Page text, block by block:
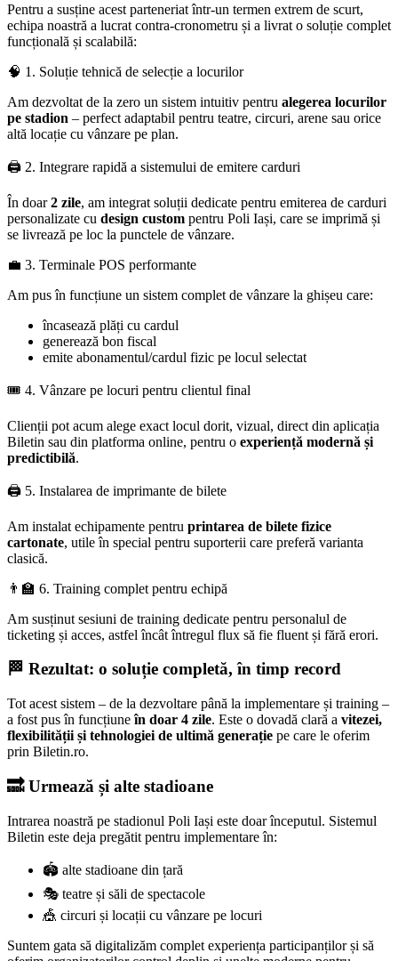
Pentru a susține acest parteneriat într-un termen extrem de scurt,
echipa noastră a lucrat contra-cronometru și a livrat o soluție complet
funcțională și scalabilă:
🧠 1. Soluție tehnică de selecție a locurilor
Am dezvoltat de la zero un sistem intuitiv pentru alegerea locurilor
pe stadion – perfect adaptabil pentru teatre, circuri, arene sau orice
altă locație cu vânzare pe plan.
🖨️ 2. Integrare rapidă a sistemului de emitere carduri
În doar2 zile, am integrat soluții dedicate pentru emiterea de carduri
personalizate cu design custom pentru Poli Iași, care se imprimă și
se livrează pe loc la punctele de vânzare.
💼 3. Terminale POS performante
Am pus în funcțiune un sistem complet de vânzare la ghișeu care:
încasează plăți cu cardul
generează bon fiscal
emite abonamentul/cardul fizic pe locul selectat
🎟️ 4. Vânzare pe locuri pentru clientul final
Clienții pot acum alege exact locul dorit, vizual, direct din aplicația
Biletin sau din platforma online, pentru o experiență modernă și
predictibilă.
🖨️ 5. Instalarea de imprimante de bilete
Am instalat echipamente pentru printarea de bilete fizice
cartonate, utile în special pentru suporterii care preferă varianta
clasică.
👨‍🏫 6. Training complet pentru echipă
Am susținut sesiuni de training dedicate pentru personalul de
ticketing și acces, astfel încât întregul flux să fie fluent și fără erori.
🏁 Rezultat: o soluție completă, în timp record
Tot acest sistem – de la dezvoltare până la implementare și training –
a fost pus în funcțiuneîn doar 4 zile. Este o dovadă clară a vitezei,
flexibilității și tehnologiei de ultimă generație pe care le oferim
prin Biletin.ro.
🔜 Urmează și alte stadioane
Intrarea noastră pe stadionul Poli Iași este doar începutul. Sistemul
Biletin este deja pregătit pentru implementare în:
🏟️ alte stadioane din țară
🎭 teatre și săli de spectacole
🎪 circuri și locații cu vânzare pe locuri
Suntem gata să digitalizăm complet experiența participanților și să